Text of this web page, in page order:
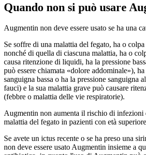
Quando non si può usare
Augmentin non deve essere usato se ha una
Se soffre di una malattia del fegato, ha o
nonché di quella di ciascuna malattia, ha o
causa ritenzione di liquidi, ha la pressione
può essere chiamata «dolore addominale»),
sanguigna bassa o ha la pressione sanguigna
fauci) e la sua malattia grave può causare
(febbre o malattia delle vie respiratorie).
Augmentin non aumenta il rischio di infezioni
malattia del fegato in pazienti con età
Se avete un ictus recente o se ha preso una
non deve essere usato Augmentin insieme a